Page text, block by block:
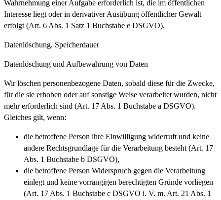
Wahrnehmung einer Aufgabe erforderlich ist, die im öffentlichen
Interesse liegt oder in derivativer Ausübung öffentlicher Gewalt
erfolgt (Art. 6 Abs. 1 Satz 1 Buchstabe e DSGVO).
Datenlöschung, Speicherdauer
Datenlöschung und Aufbewahrung von Daten
Wir löschen personenbezogene Daten, sobald diese für die Zwecke,
für die sie erhoben oder auf sonstige Weise verarbeitet wurden, nicht
mehr erforderlich sind (Art. 17 Abs. 1 Buchstabe a DSGVO).
Gleiches gilt, wenn:
die betroffene Person ihre Einwilligung widerruft und keine
andere Rechtsgrundlage für die Verarbeitung besteht (Art. 17
Abs. 1 Buchstabe b DSGVO),
die betroffene Person Widerspruch gegen die Verarbeitung
einlegt und keine vorrangigen berechtigten Gründe vorliegen
(Art. 17 Abs. 1 Buchstabe c DSGVO i. V. m. Art. 21 Abs. 1